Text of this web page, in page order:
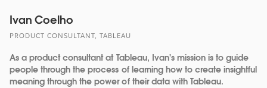
Ivan Coelho
PRODUCT CONSULTANT, TABLEAU
As a product consultant at Tableau, Ivan's mission is to guide
people through the process of learning how to create insightful
meaning through the power of their data with Tableau.